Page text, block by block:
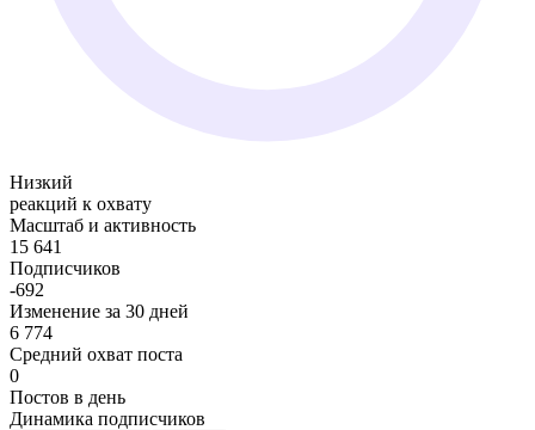
Низкий
реакций к охвату
Масштаб и активность
15 641
Подписчиков
-692
Изменение за 30 дней
6 774
Средний охват поста
0
Постов в день
Динамика подписчиков